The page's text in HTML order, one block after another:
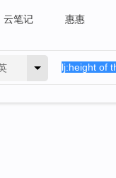
云笔记 惠惠